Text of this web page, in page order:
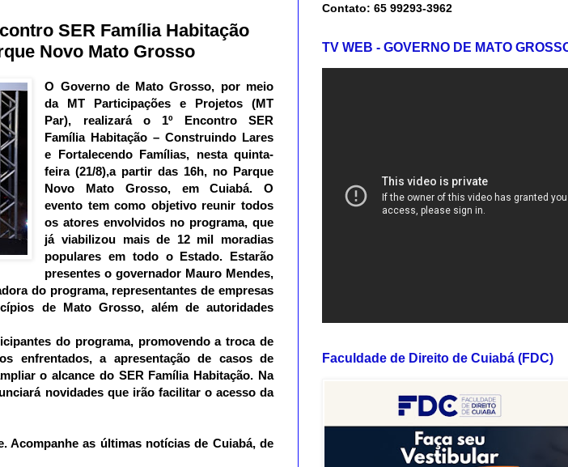
SER Família Habitação
Novo Mato Grosso
O Governo de Mato Grosso, por meio
da MT Participações e Projetos (MT
Par), realizará o 1º Encontro SER
Família Habitação – Construindo Lares
e Fortalecendo Famílias, nesta quinta-
feira (21/8),a partir das 16h, no Parque
Novo Mato Grosso, em Cuiabá. O
evento tem como objetivo reunir todos
os atores envolvidos no programa, que
já viabilizou mais de 12 mil moradias
populares em todo o Estado. Estarão
presentes o governador Mauro Mendes,
do programa, representantes de empresas
de Mato Grosso, além de autoridades
do programa, promovendo a troca de
enfrentados, a apresentação de casos de
o alcance do SER Família Habitação. Na
novidades que irão facilitar o acesso da
Acompanhe as últimas notícias de Cuiabá, de
Contato: 65 99293-3962
TV WEB - GOVERNO DE MATO
Faculdade de Direito de Cuiabá (FDC)